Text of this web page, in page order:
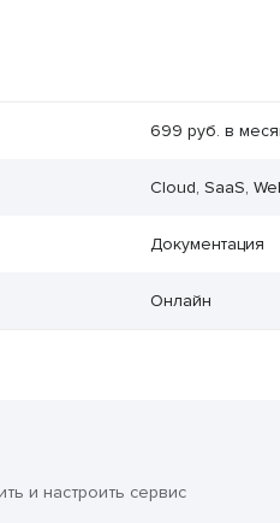
699 руб. в
Cloud, SaaS,
Документация
Онлайн
и настроить сервис